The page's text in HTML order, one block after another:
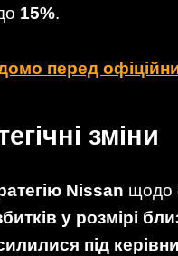
15%.
перед
зміни
Nissan щодо
у розмірі
під